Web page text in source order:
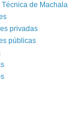
de Machala
privadas
públicas